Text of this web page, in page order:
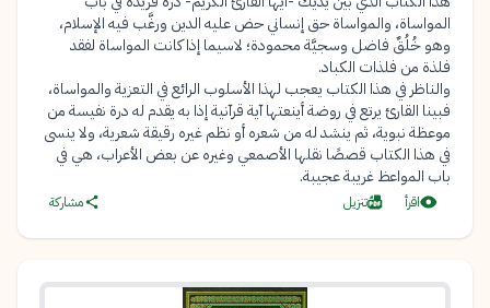
المواساة، والمواساة حق إنساني حض عليه الدين ورغَّب فيه الإسلام،
وهو خُلُقٌ فاضل وسجيَّة محمودة؛ لاسيما إذا كانت المواساة لفقد
فلذة من فلذات الكباد.
والناظر في هذا الكتاب يعجب لهذا الأسلوب الرائع في التعزية والمواساة،
فبينا القارئ يرتع في روضة أينعتها آية قرآنية إذا به يقدم له درة نفيسة من
موعظة نبوية، ثم ينشد له من شعره أو نظم غيره رقيقة شعرية، ولا ينسى
في هذا الكتاب قصصًا نقلها الأصمعي وغيره عن بعض الأعراب، هي في
باب المواعظ غريبة عجيبة.
اقرأ تنزيل مشاركة